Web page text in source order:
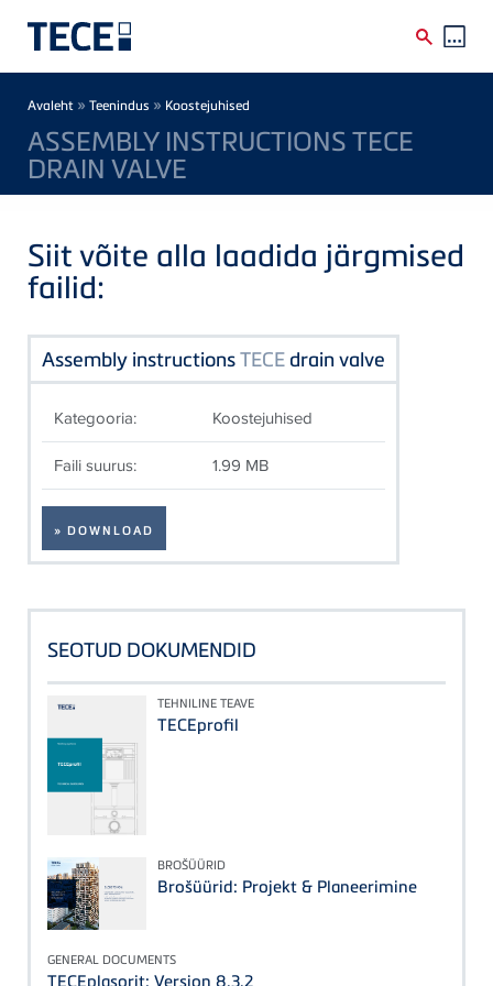
Breadcrumb
Avaleht » Teenindus » Koostejuhised
ASSEMBLY INSTRUCTIONS TECE
DRAIN VALVE
Siit võite alla laadida järgmised
failid:
Assembly instructionsTECE drain valve
Kategooria: Koostejuhised
Faili suurus: 1.99 MB
» DOWNLOAD
SEOTUD DOKUMENDID
TEHNILINE TEAVE
TECEprofil
BROŠÜÜRID
Brošüürid: Projekt & Planeerimine
GENERAL DOCUMENTS
TECEplasorit: Version 8.3.2